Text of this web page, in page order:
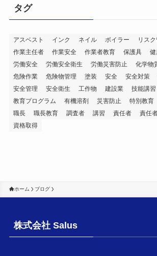
タグ
アスベスト インク ネイル ボイラー リス
作業主任者
作業安全 作業者教育 保護具 健
労働安全
労働安全衛生 労働災害防止 化学物
危険作業
危険物管理 塗装 安全 安全対策
安全管理
安全衛生 工作物 建設業 技能講習
教育プログラム
有機溶剤 災害防止 特別教育
職長
職長教育 調査者 講習 責任者 責任
資格取得
ホーム ブログ
株式会社 Salus